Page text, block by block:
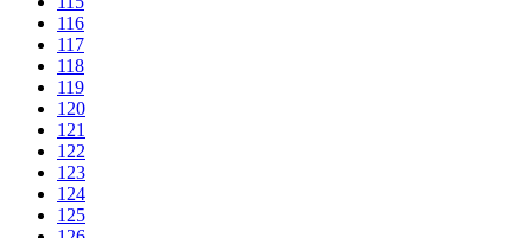
116
117
118
119
120
121
122
123
124
125